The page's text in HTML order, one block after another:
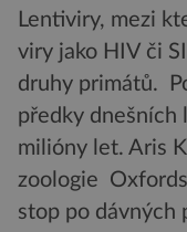
Lentiviry, mezi
viry jako HIV či
druhy primátů.
předky dnešních
milióny let. Aris
zoologie
stop po dávných